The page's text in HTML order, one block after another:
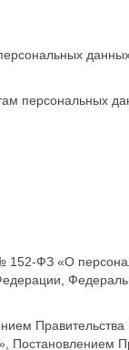
персональных
152-ФЗ «О